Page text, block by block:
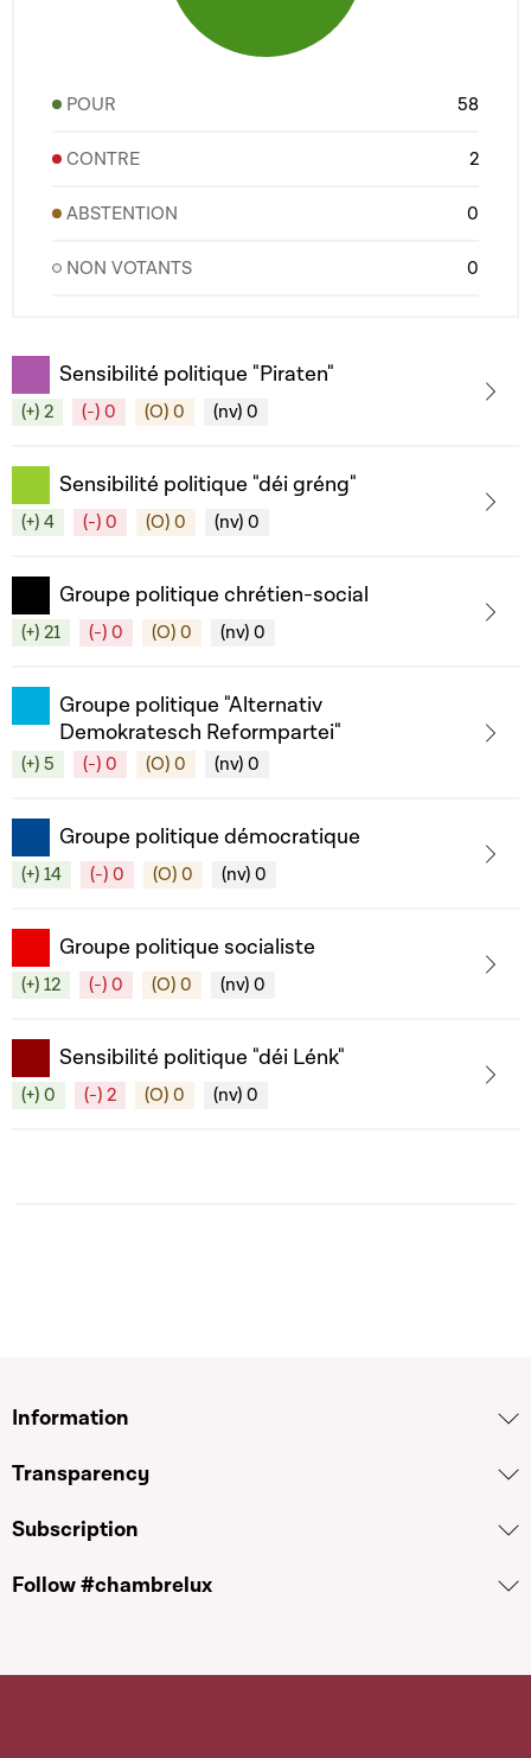
POUR 58
CONTRE 2
ABSTENTION 0
NON VOTANTS 0
Sensibilité politique "Piraten"
(+) 2 (-) 0 (O) 0 (nv) 0
Sensibilité politique "déi gréng"
(+) 4 (-) 0 (O) 0 (nv) 0
Groupe politique chrétien-social
(+) 21 (-) 0 (O) 0 (nv) 0
Groupe politique "Alternativ
Demokratesch Reformpartei"
(+) 5 (-) 0 (O) 0 (nv) 0
Groupe politique démocratique
(+) 14 (-) 0 (O) 0 (nv) 0
Groupe politique socialiste
(+) 12 (-) 0 (O) 0 (nv) 0
Sensibilité politique "déi Lénk"
(+) 0 (-) 2 (O) 0 (nv) 0
Information
Transparency
Subscription
Follow #chambrelux